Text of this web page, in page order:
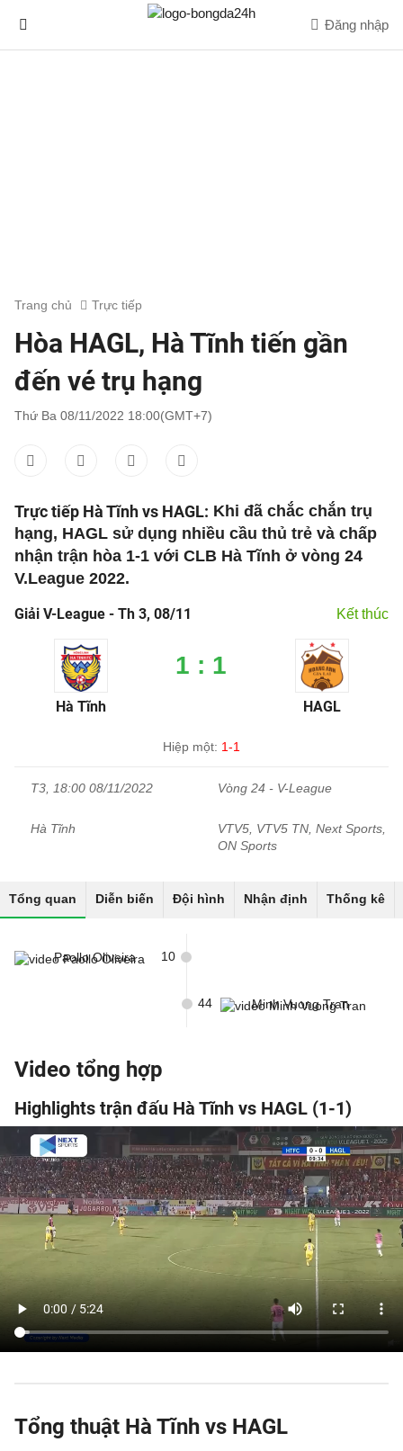
Đăng nhập
Trang chủ Trực tiếp
Hòa HAGL, Hà Tĩnh tiến gần
đến vé trụ hạng
Thứ Ba 08/11/2022 18:00(GMT+7)
Trực tiếp Hà Tĩnh vs HAGL: Khi đã chắc chắn trụ
hạng, HAGL sử dụng nhiều cầu thủ trẻ và chấp
nhận trận hòa 1-1 với CLB Hà Tĩnh ở vòng 24
V.League 2022.
Giải V-League - Th 3, 08/11 Kết thúc
Hà Tĩnh
1 : 1
HAGL
Hiệp một: 1-1
T3, 18:00 08/11/2022 Vòng 24 - V-League
Hà Tĩnh
VTV5, VTV5 TN, Next Sports,
ON Sports
Tổng quan Diễn biến Đội hình Nhận định Thống kê
Paollo Oliveira 10
Minh Vuong Tran
44
Video tổng hợp
Highlights trận đấu Hà Tĩnh vs HAGL (1-1)
Tổng thuật Hà Tĩnh vs HAGL